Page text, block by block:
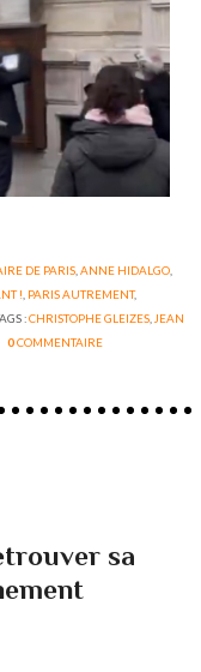
DE PARIS, ANNE HIDALGO,
! PARIS AUTREMENT,
:CHRISTOPHE GLEIZES JEAN
0COMMENTAIRE
sa